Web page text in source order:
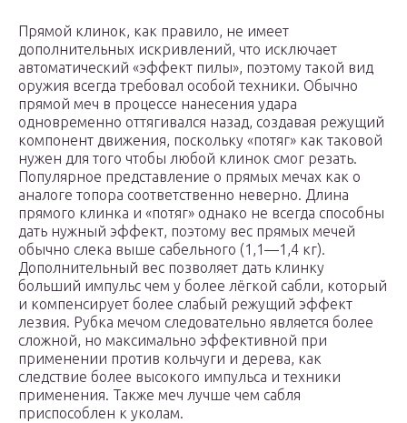
Прямой клинок, как правило, не имеет
дополнительных искривлений, что исключает
автоматический «эффект пилы», поэтому такой вид
оружия всегда требовал особой техники. Обычно
прямой меч в процессе нанесения удара
одновременно оттягивался назад, создавая режущий
компонент движения, поскольку «потяг» как таковой
нужен для того чтобы любой клинок смог резать.
Популярное представление о прямых мечах как о
аналоге топора соответственно неверно. Длина
прямого клинка и «потяг» однако не всегда способны
дать нужный эффект, поэтому вес прямых мечей
обычно слека выше сабельного (1,1—1,4 кг).
Дополнительный вес позволяет дать клинку
больший импульс чем у более лёгкой сабли, который
и компенсирует более слабый режущий эффект
лезвия. Рубка мечом следовательно является более
сложной, но максимально эффективной при
применении против кольчуги и дерева, как
следствие более высокого импульса и техники
применения. Также меч лучше чем сабля
приспособлен к уколам.